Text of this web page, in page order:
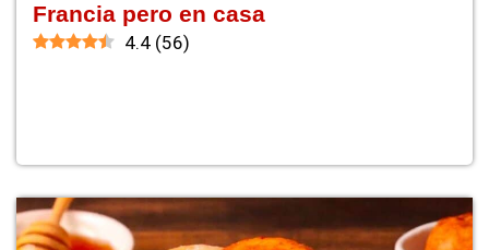
Francia pero en casa
4.4 (56)